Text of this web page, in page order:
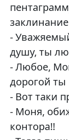
-
душу, ты
- Любое,
дорогой
- Вот таки
- Моня,
контора!!